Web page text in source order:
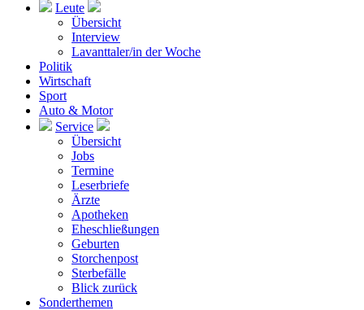
Leute
Übersicht
Interview
Lavanttaler/in der Woche
Politik
Wirtschaft
Sport
Auto & Motor
Service
Übersicht
Jobs
Termine
Leserbriefe
Ärzte
Apotheken
Eheschließungen
Geburten
Storchenpost
Sterbefälle
Blick zurück
Sonderthemen